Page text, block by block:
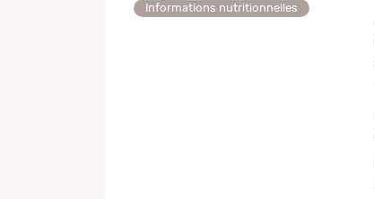
Informations nutritionnelles